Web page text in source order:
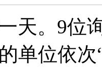
天。9位
单位依